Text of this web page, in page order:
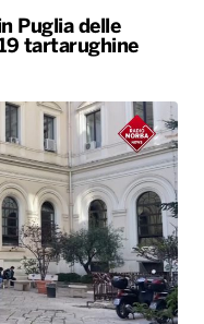
Puglia delle
tartarughine